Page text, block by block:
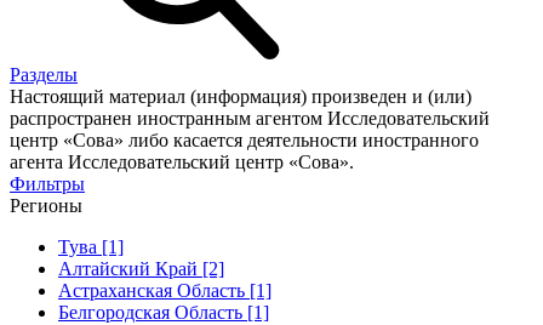
Разделы
Настоящий материал (информация) произведен и (или)
распространен иностранным агентом Исследовательский
центр «Сова» либо касается деятельности иностранного
агента Исследовательский центр «Сова».
Фильтры
Регионы
Тува [1]
Алтайский Край [2]
Астраханская Область [1]
Белгородская Область [1]